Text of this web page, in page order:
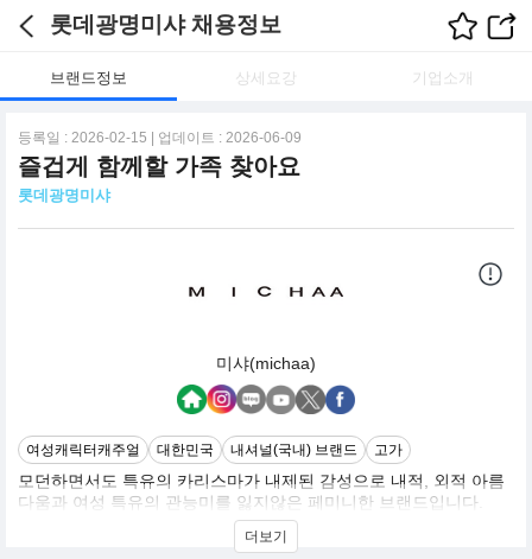
롯데광명미샤 채용정보
브랜드정보 상세요강 기업소개
등록일 : 2026-02-15 | 업데이트 : 2026-06-09
즐겁게 함께할 가족 찾아요
롯데광명미샤
미샤(michaa)
여성캐릭터캐주얼 대한민국 내셔널(국내) 브랜드 고가
모던하면서도 특유의 카리스마가 내제된 감성으로 내적, 외적 아름
다움과 여성 특유의 관능미를 잃지않은 페미니한 브랜드입니다.
더보기